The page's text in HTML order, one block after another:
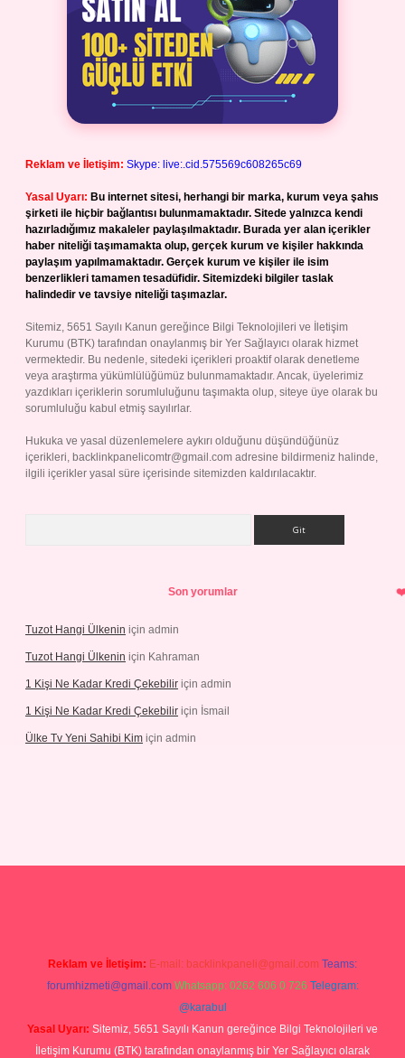
Reklam ve İletişim: Skype: live:.cid.575569c608265c69
Yasal Uyarı: Bu internet sitesi, herhangi bir marka, kurum veya şahıs
şirketi ile hiçbir bağlantısı bulunmamaktadır. Sitede yalnızca kendi
hazırladığımız makaleler paylaşılmaktadır. Burada yer alan içerikler
haber niteliği taşımamakta olup, gerçek kurum ve kişiler hakkında
paylaşım yapılmamaktadır. Gerçek kurum ve kişiler ile isim
benzerlikleri tamamen tesadüfidir. Sitemizdeki bilgiler taslak
halindedir ve tavsiye niteliği taşımazlar.
Sitemiz, 5651 Sayılı Kanun gereğince Bilgi Teknolojileri ve İletişim
Kurumu (BTK) tarafından onaylanmış bir Yer Sağlayıcı olarak hizmet
vermektedir. Bu nedenle, sitedeki içerikleri proaktif olarak denetleme
veya araştırma yükümlülüğümüz bulunmamaktadır. Ancak, üyelerimiz
yazdıkları içeriklerin sorumluluğunu taşımakta olup, siteye üye olarak bu
sorumluluğu kabul etmiş sayılırlar.
Hukuka ve yasal düzenlemelere aykırı olduğunu düşündüğünüz
içerikleri, backlinkpanelicomtr@gmail.com adresine bildirmeniz halinde,
ilgili içerikler yasal süre içerisinde sitemizden kaldırılacaktır.
Son yorumlar
Tuzot Hangi Ülkenin için admin
Tuzot Hangi Ülkenin için Kahraman
1 Kişi Ne Kadar Kredi Çekebilir için admin
1 Kişi Ne Kadar Kredi Çekebilir için İsmail
Ülke Tv Yeni Sahibi Kim için admin
Reklam ve İletişim: E-mail: backlinkpaneli@gmail.com Teams:
forumhizmeti@gmail.com Whatsapp: 0262 606 0 726 Telegram:
@karabul
Yasal Uyarı: Sitemiz, 5651 Sayılı Kanun gereğince Bilgi Teknolojileri ve
İletişim Kurumu (BTK) tarafından onaylanmış bir Yer Sağlayıcı olarak